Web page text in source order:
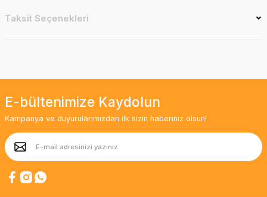
Taksit Seçenekleri
E-bültenimize Kaydolun
Kampanya ve duyurularımızdan ilk sizin haberiniz olsun!